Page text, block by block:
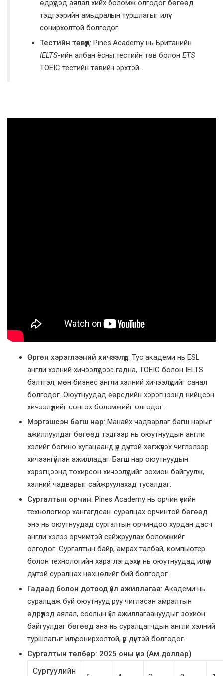
өдрүүдэд аялал хийх боломж олгодог бөгөөд
тэдгээрийн амьдралын туршлагыг илүү
сонирхолтой болгодог.
Тестийн төвүүд: Pines Academy нь Британийн
IELTS-ийн албан ёсны тестийн төв болон ETS
TOEIC тестийн төвийн эрхтэй.
Өргөн хэрэглээний хичээлүүд: Тус академи нь ESL
англи хэлний хичээлүүдээс гадна, TOEIC болон IELTS
бэлтгэл, мөн бизнес англи хэлний хичээлүүдийг санал
болгодог. Оюутнуудад өөрсдийн хэрэгцээнд нийцсэн
хичээлүүдийг сонгох боломжийг олгодог.
Мэргэшсэн багш нар: Манайх чадварлаг багш нарыг
ажиллуулдаг бөгөөд тэдгээр нь оюутнуудын англи
хэлийг богино хугацаанд үр дүнтэй хөгжүүлэх чиглэлээр
хичээнгүйлэн ажилладаг. Багш нар оюутнуудын
хэрэгцээнд тохирсон хичээлүүдийг зохион байгуулж,
хэлний чадварыг сайжруулахад тусалдаг.
Сургалтын орчин: Pines Academy нь орчин үеийн
технологиор хангагдсан, суралцах орчинтой бөгөөд
энэ нь оюутнуудад сургалтын орчиндоо хурдан дасч
англи хэлээ эрчимтэй сайжруулах боломжийг
олгодог. Сургалтын байр, амрах талбай, компьютер
болон технологийн хэрэглэгдэхүүн нь оюутнуудад илүү үр
дүнтэй суралцах нөхцөлийг бий болгодог.
Гадаад болон дотоод үйл ажиллагаа: Академи нь
суралцаж буй оюутнууд руу чиглэсэн амралтын
өдрүүдэд аялал, соёлын үйл ажиллагаануудыг зохион
байгуулдаг бөгөөд энэ нь суралцагчдын англи хэлний
туршлагыг илүү сонирхолтой, үр дүнтэй болгодог.
Сургалтын төлбөр: 2025 оны үнэ (Ам.доллар)
Сургуулийн